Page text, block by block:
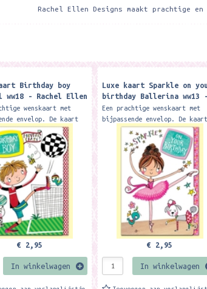
Rachel Ellen Designs maakt prachtige
Birthday boy
ww18 - Rachel Ellen
wenskaart met
envelop. De kaart
bewerkt met glitters en
designs. Formaat: 12,7 x
Merk:...
€ 2,95
In winkelwagen
Luxe kaart Sparkle on
birthday Ballerina ww13 -
Rachel Ellen Designs
Een prachtige wenskaart met
bijpassende envelop. De kaart
is mooi bewerkt met glitters
met 3D designs. Formaat: 12,7
17,8 cm. Merk:...
€ 2,95
In winkelwagen